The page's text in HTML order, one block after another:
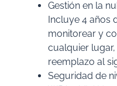
Gestión en la
Incluye 4 años
monitorear y
cualquier
reemplazo al
Seguridad de